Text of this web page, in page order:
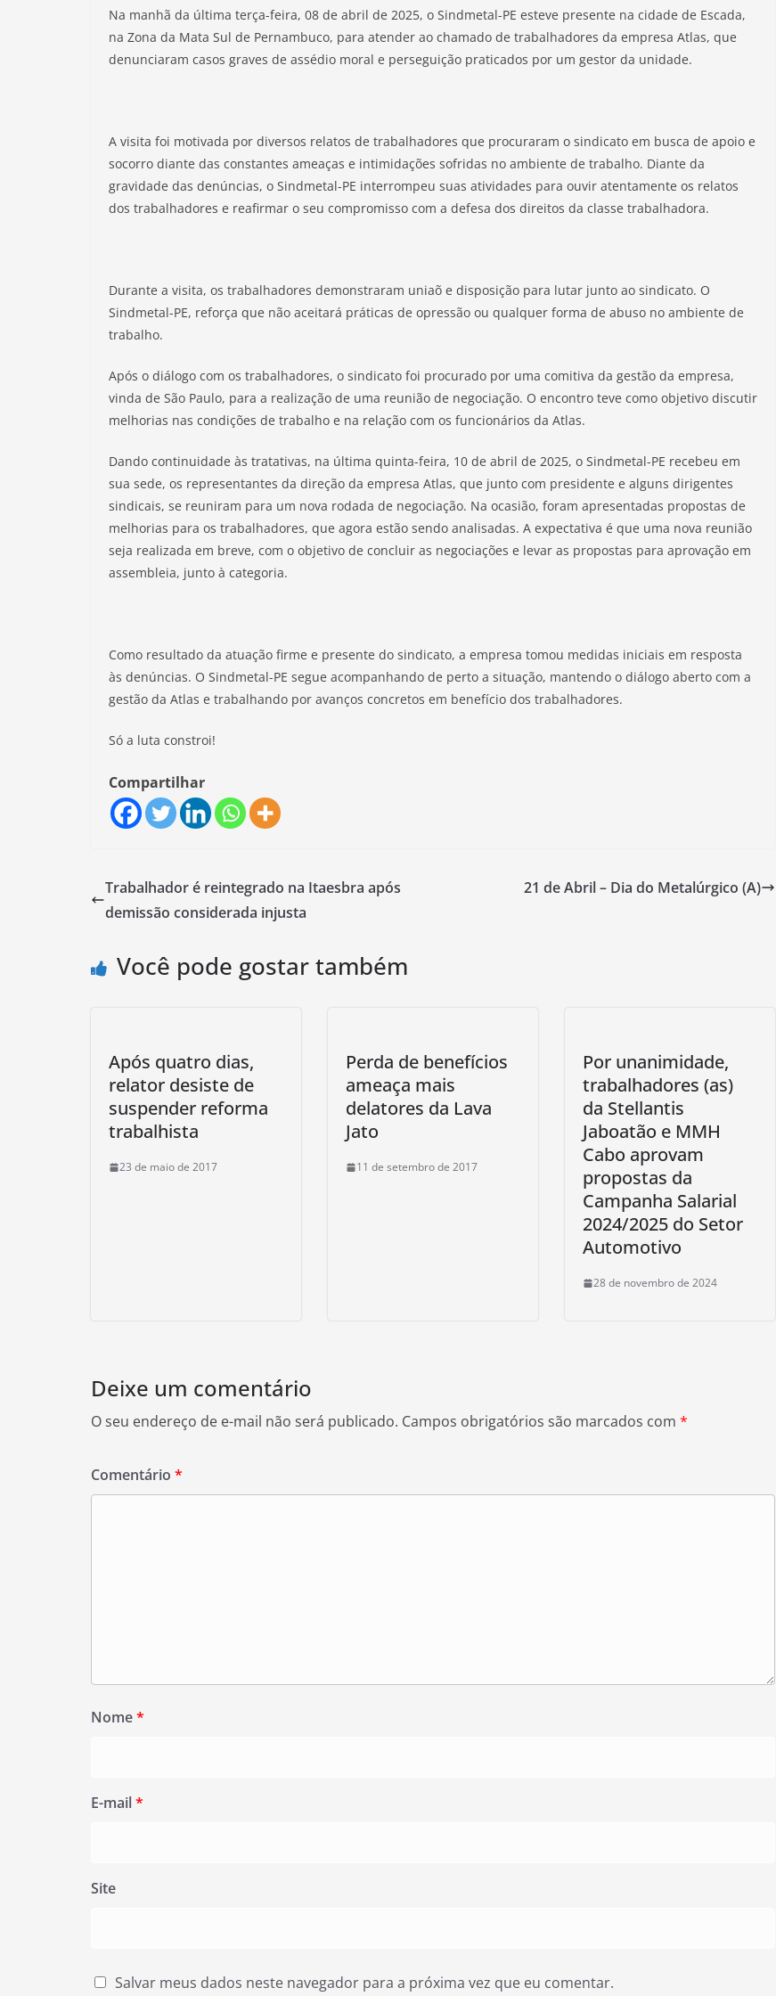
Na manhã da última terça-feira, 08 de abril de 2025, o Sindmetal-PE esteve presente na cidade de Escada,
na Zona da Mata Sul de Pernambuco, para atender ao chamado de trabalhadores da empresa Atlas, que
denunciaram casos graves de assédio moral e perseguição praticados por um gestor da unidade.
A visita foi motivada por diversos relatos de trabalhadores que procuraram o sindicato em busca de apoio e
socorro diante das constantes ameaças e intimidações sofridas no ambiente de trabalho. Diante da
gravidade das denúncias, o Sindmetal-PE interrompeu suas atividades para ouvir atentamente os relatos
dos trabalhadores e reafirmar o seu compromisso com a defesa dos direitos da classe trabalhadora.
Durante a visita, os trabalhadores demonstraram uniaõ e disposição para lutar junto ao sindicato. O
Sindmetal-PE, reforça que não aceitará práticas de opressão ou qualquer forma de abuso no ambiente de
trabalho.
Após o diálogo com os trabalhadores, o sindicato foi procurado por uma comitiva da gestão da empresa,
vinda de São Paulo, para a realização de uma reunião de negociação. O encontro teve como objetivo discutir
melhorias nas condições de trabalho e na relação com os funcionários da Atlas.
Dando continuidade às tratativas, na última quinta-feira, 10 de abril de 2025, o Sindmetal-PE recebeu em
sua sede, os representantes da direção da empresa Atlas, que junto com presidente e alguns dirigentes
sindicais, se reuniram para um nova rodada de negociação. Na ocasião, foram apresentadas propostas de
melhorias para os trabalhadores, que agora estão sendo analisadas. A expectativa é que uma nova reunião
seja realizada em breve, com o objetivo de concluir as negociações e levar as propostas para aprovação em
assembleia, junto à categoria.
Como resultado da atuação firme e presente do sindicato, a empresa tomou medidas iniciais em resposta
às denúncias. O Sindmetal-PE segue acompanhando de perto a situação, mantendo o diálogo aberto com a
gestão da Atlas e trabalhando por avanços concretos em benefício dos trabalhadores.
Só a luta constroi!
Compartilhar
Trabalhador é reintegrado na Itaesbra após
demissão considerada injusta
21 de Abril – Dia do Metalúrgico (A)
Você pode gostar também
Após quatro dias,
relator desiste de
suspender reforma
trabalhista
23 de maio de 2017
Perda de benefícios
ameaça mais
delatores da Lava
Jato
11 de setembro de 2017
Por unanimidade,
trabalhadores (as)
da Stellantis
Jaboatão e MMH
Cabo aprovam
propostas da
Campanha Salarial
2024/2025 do Setor
Automotivo
28 de novembro de 2024
Deixe um comentário
O seu endereço de e-mail não será publicado. Campos obrigatórios são marcados com *
Comentário *
Nome*
E-mail*
Site
Salvar meus dados neste navegador para a próxima vez que eu comentar.
Campanha Salarial 2025-2026 começa
com mobilização nas portas das
fábricas
27 de agosto de 2025